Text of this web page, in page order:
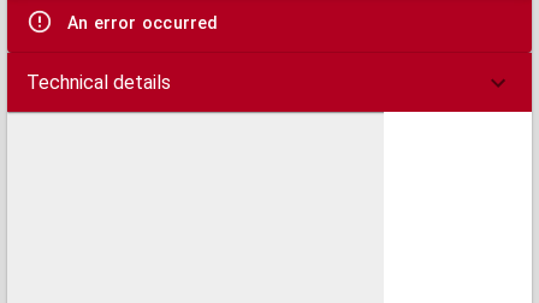
An error occurred
Technical details